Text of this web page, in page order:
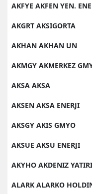
AKFYE AKFEN YEN.
AKGRT AKSIGORTA
AKHAN AKHAN UN
AKMGY AKMERKEZ
AKSA AKSA
AKSEN AKSA ENERJI
AKSGY AKIS GMYO
AKSUE AKSU ENERJI
AKYHO AKDENIZ
ALARK ALARKO